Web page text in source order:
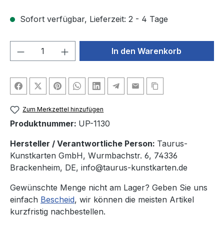
Sofort verfügbar, Lieferzeit: 2 - 4 Tage
Produkt Anzahl: Gib denIn den Warenkorb
Zum Merkzettel hinzufügen
Produktnummer: UP-1130
Hersteller / Verantwortliche Person: Taurus-
Kunstkarten GmbH, Wurmbachstr. 6, 74336
Brackenheim, DE, info@taurus-kunstkarten.de
Gewünschte Menge nicht am Lager? Geben Sie uns
einfach Bescheid, wir können die meisten Artikel
kurzfristig nachbestellen.